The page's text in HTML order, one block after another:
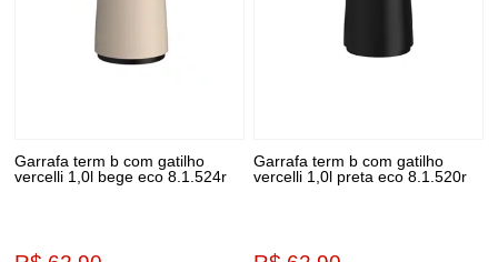
Garrafa term b com gatilho
vercelli 1,0l bege eco 8.1.524r
Garrafa term b com gatilho
vercelli 1,0l preta eco 8.1.520r